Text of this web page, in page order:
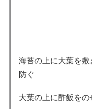
海苔の上に大葉を
防ぐ
大葉の上に酢飯をの